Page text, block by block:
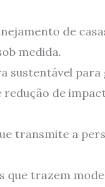
de
medida.
sustentável
de
transmite a
que trazem